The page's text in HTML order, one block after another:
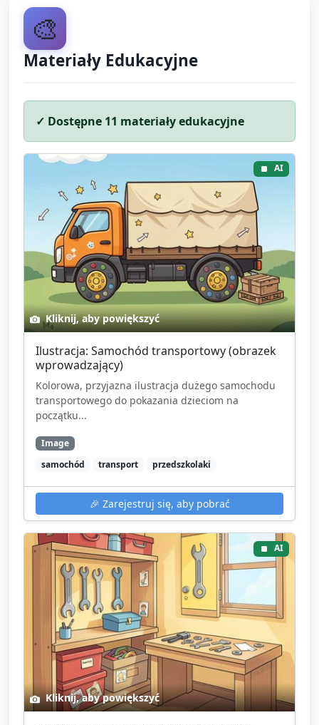
🎨
Materiały Edukacyjne
✓ Dostępne 11 materiały edukacyjne
AI
Kliknij, aby powiększyć
Ilustracja: Samochód transportowy (obrazek
wprowadzający)
Kolorowa, przyjazna ilustracja dużego samochodu
transportowego do pokazania dzieciom na
początku...
Image
samochód
transport przedszkolaki
🎉 Zarejestruj się, aby pobrać
AI
Kliknij, aby powiększyć